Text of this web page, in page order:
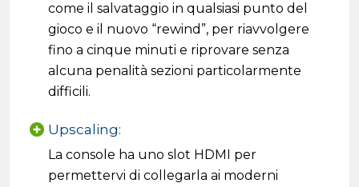
come il salvataggio in qualsiasi punto del
gioco e il nuovo “rewind”, per riavvolgere
fino a cinque minuti e riprovare senza
alcuna penalità sezioni particolarmente
difficili.
Upscaling:
La console ha uno slot HDMI per
permettervi di collegarla ai moderni